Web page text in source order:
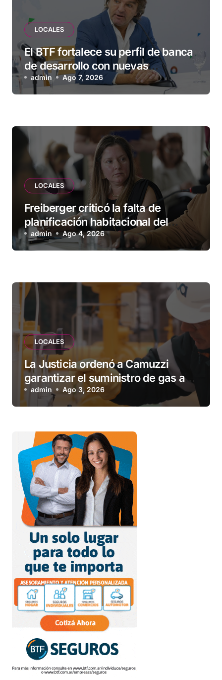
LOCALES
El BTF fortalece su perfil de banca
de desarrollo con nuevas
herramientas para familias y
empresas
admin Ago 7, 2026
LOCALES
Freiberger criticó la falta de
planificación habitacional del
Municipio: “Vuoto deja afuera a
vecinos que llevan más de 20 años
admin Ago 4, 2026
LOCALES
La Justicia ordenó a Camuzzi
garantizar el suministro de gas a
una familia de Tolhuin
admin Ago 3, 2026